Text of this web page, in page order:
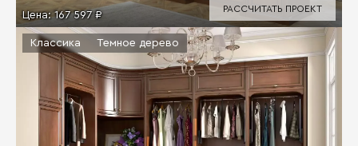
Цена:167 597 ₽
РАССЧИТАТЬ ПРОЕКТ
Классика Темное дерево